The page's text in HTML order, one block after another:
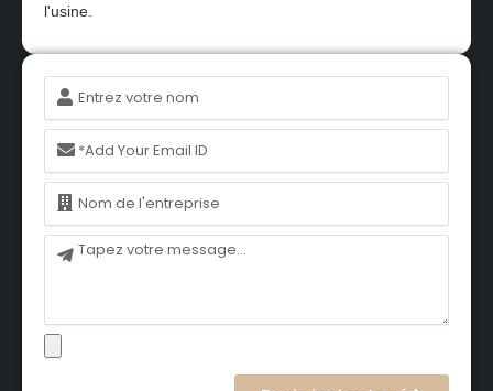
l'usine.
Nom
Courriel
Nom
Message